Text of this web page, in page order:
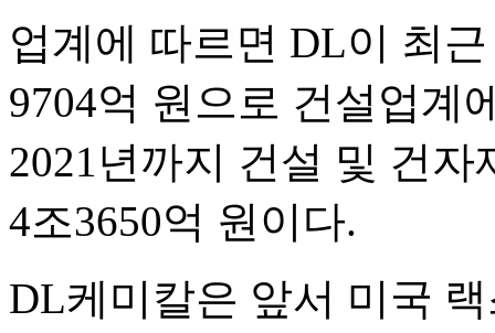
업계에 따르면 DL이 최
9704억 원으로 건설업계
2021년까지 건설 및 건
4조3650억 원이다.
DL케미칼은 앞서 미국